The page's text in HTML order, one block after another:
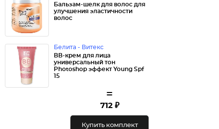
Бальзам-шелк для волос для
улучшения эластичности
волос
Белита - Витекс
ВВ-крем для лица
универсальный тон
Photoshop эффект Young Spf
15
=
712 ₽
Купить комплект